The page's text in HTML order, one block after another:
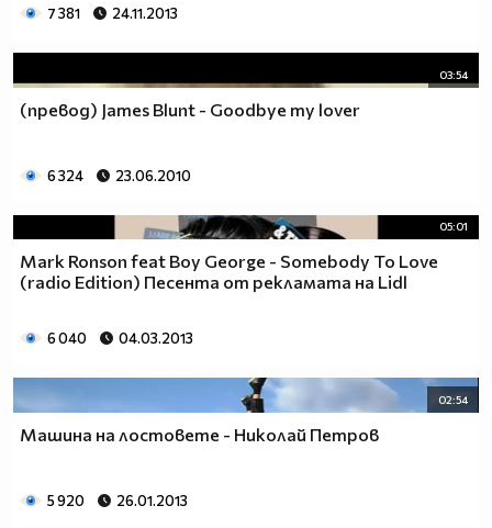
7 381 24.11.2013
03:54
(превод) James Blunt - Goodbye my lover
6 324 23.06.2010
05:01
Mark Ronson feat Boy George - Somebody To Love
(radio Edition) Песента от рекламата на Lidl
6 040 04.03.2013
02:54
Машина на лостовете - Николай Петров
5 920 26.01.2013